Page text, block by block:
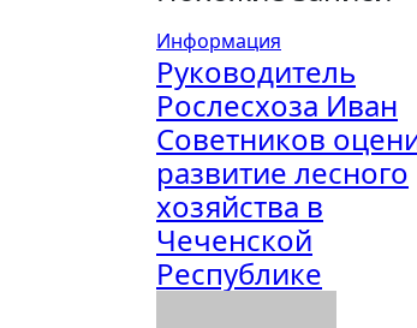
Информация
Руководитель
Рослесхоза Иван
Советников
развитие лесного
хозяйства в
Чеченской
Республике